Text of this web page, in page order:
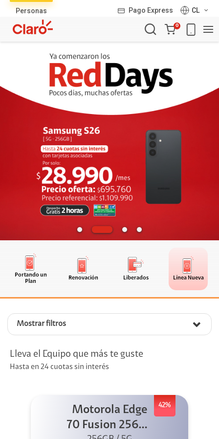
Personas Pago Express
CL
Carro
de
0
Portando un
Plan
Renovación Liberados Línea Nueva
Mostrar filtros
productos
Lleva el Equipo que más te guste
Hasta en 24 cuotas sin interés
42%
Motorola Edge
70 Fusion 256GB